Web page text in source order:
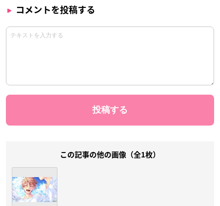
コメントを投稿する
この記事の他の画像（全1枚）